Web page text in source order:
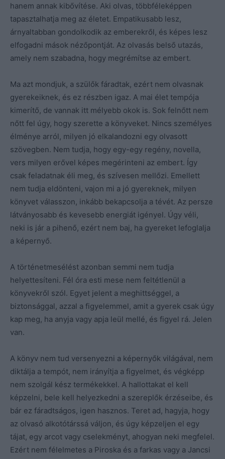
hanem annak kibővítése. Aki olvas, többféleképpen
tapasztalhatja meg az életet. Empatikusabb lesz,
árnyaltabban gondolkodik az emberekről, és képes lesz
elfogadni mások nézőpontját. Az olvasás belső utazás,
amely nem szabadna, hogy megrémítse az embert.
Ma azt mondjuk, a szülők fáradtak, ezért nem olvasnak
gyerekeiknek, és ez részben igaz. A mai élet tempója
kimerítő, de vannak itt mélyebb okok is. Sok felnőtt nem
nőtt fel úgy, hogy szerette a könyveket. Nincs személyes
élménye arról, milyen jó elkalandozni egy olvasott
szövegben. Nem tudja, hogy egy-egy regény, novella,
vers milyen erővel képes megérinteni az embert. Így
csak feladatnak éli meg, és szívesen mellőzi. Emellett
nem tudja eldönteni, vajon mi a jó gyereknek, milyen
könyvet válasszon, inkább bekapcsolja a tévét. Az persze
látványosabb és kevesebb energiát igényel. Úgy véli,
neki is jár a pihenő, ezért nem baj, ha gyereket lefoglalja
a képernyő.
A történetmesélést azonban semmi nem tudja
helyettesíteni. Fél óra esti mese nem feltétlenül a
könyvekről szól. Egyet jelent a meghittséggel, a
biztonsággal, azzal a figyelemmel, amit a gyerek csak úgy
kap meg, ha anyja vagy apja leül mellé, és figyel rá. Jelen
van.
A könyv nem tud versenyezni a képernyők világával, nem
diktálja a tempót, nem irányítja a figyelmet, és végképp
nem szolgál kész termékekkel. A hallottakat el kell
képzelni, bele kell helyezkedni a szereplők érzéseibe, és
bár ez fáradtságos, igen hasznos. Teret ad, hagyja, hogy
az olvasó alkotótárssá váljon, és úgy képzeljen el egy
tájat, egy arcot vagy cselekményt, ahogyan neki megfelel.
Ezért nem félelmetes a Piroska és a farkas vagy a Jancsi